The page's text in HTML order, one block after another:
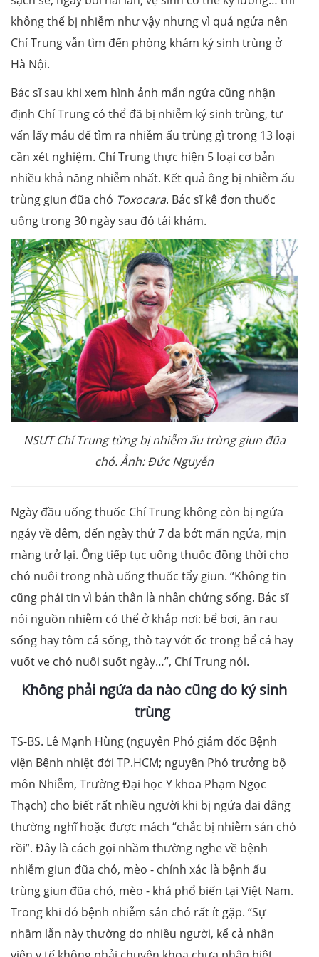
không thể bị nhiễm như vậy nhưng vì quá ngứa nên
Chí Trung vẫn tìm đến phòng khám ký sinh trùng ở
Hà Nội.
Bác sĩ sau khi xem hình ảnh mẩn ngứa cũng nhận
định Chí Trung có thể đã bị nhiễm ký sinh trùng, tư
vấn lấy máu để tìm ra nhiễm ấu trùng gì trong 13 loại
cần xét nghiệm. Chí Trung thực hiện 5 loại cơ bản
nhiều khả năng nhiễm nhất. Kết quả ông bị nhiễm ấu
trùng giun đũa chó Toxocara. Bác sĩ kê đơn thuốc
uống trong 30 ngày sau đó tái khám.
NSƯT Chí Trung từng bị nhiễm ấu trùng giun đũa
chó. Ảnh: Đức Nguyễn
Ngày đầu uống thuốc Chí Trung không còn bị ngứa
ngáy về đêm, đến ngày thứ 7 da bớt mẩn ngứa, mịn
màng trở lại. Ông tiếp tục uống thuốc đồng thời cho
chó nuôi trong nhà uống thuốc tẩy giun. “Không tin
cũng phải tin vì bản thân là nhân chứng sống. Bác sĩ
nói nguồn nhiễm có thể ở khắp nơi: bể bơi, ăn rau
sống hay tôm cá sống, thò tay vớt ốc trong bể cá hay
vuốt ve chó nuôi suốt ngày…”, Chí Trung nói.
Không phải ngứa da nào cũng do ký sinh
trùng
TS-BS. Lê Mạnh Hùng (nguyên Phó giám đốc Bệnh
viện Bệnh nhiệt đới TP.HCM; nguyên Phó trưởng bộ
môn Nhiễm, Trường Đại học Y khoa Phạm Ngọc
Thạch) cho biết rất nhiều người khi bị ngứa dai dẳng
thường nghĩ hoặc được mách “chắc bị nhiễm sán chó
rồi”. Đây là cách gọi nhầm thường nghe về bệnh
nhiễm giun đũa chó, mèo - chính xác là bệnh ấu
trùng giun đũa chó, mèo - khá phổ biến tại Việt Nam.
Trong khi đó bệnh nhiễm sán chó rất ít gặp. “Sự
nhầm lẫn này thường do nhiều người, kể cả nhân